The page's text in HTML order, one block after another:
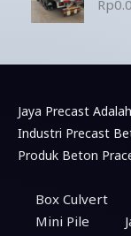
Rp
Jaya Precast
Industri Precast
Produk Beton
Box Culvert
Mini Pile